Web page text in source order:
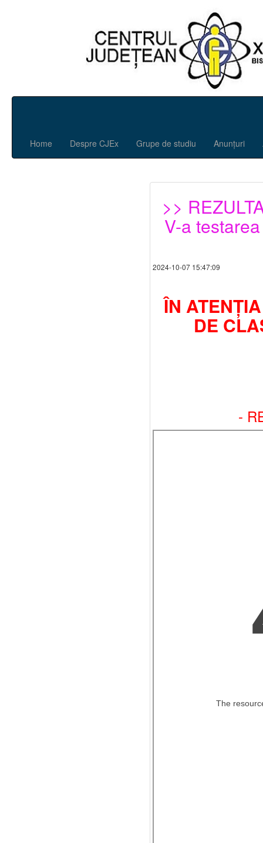
Home Despre CJEx Grupe de studiu Anunțuri
>>
V-a
2024-10-07 15:47:09
ÎN
DE
-